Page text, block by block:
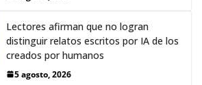
Lectores afirman que no logran
distinguir relatos escritos por IA de los
creados por humanos
5 agosto, 2026